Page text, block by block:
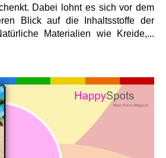
Dabei lohnt es sich vor dem
Blick auf die Inhaltsstoffe der
Materialien wie Kreide,...